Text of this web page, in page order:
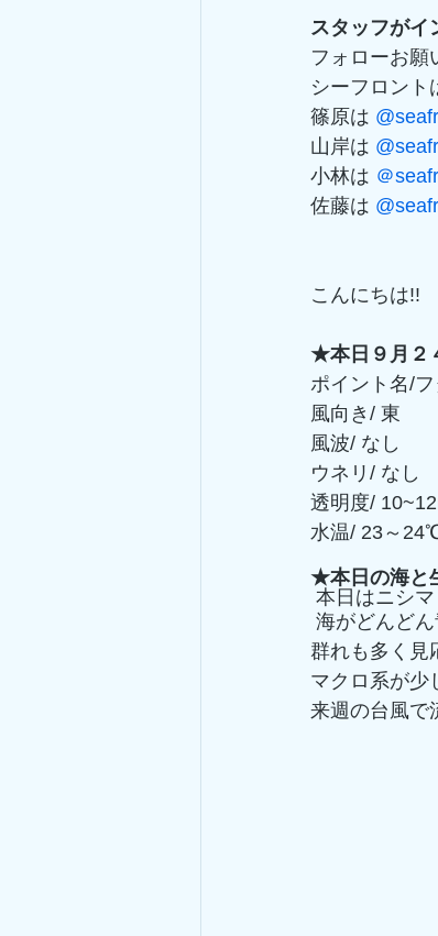
スタッフがイ
フォローお願
シーフロン
篠原は
山岸は
小林は ＠
佐藤は
こんにちは!!
★本日９月２
ポイント名/フ
風向き/ 東
風波/ なし
ウネリ/ なし
透明度/
水温/ 23～
★本日の海と
本日はニシ
海がどんど
群れも多く見
マクロ系が少
来週の台風で